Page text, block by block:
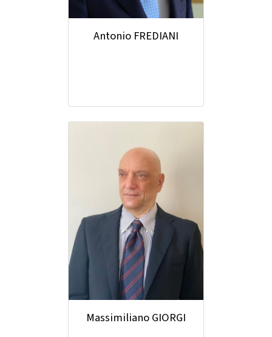
Antonio FREDIANI
Massimiliano GIORGI